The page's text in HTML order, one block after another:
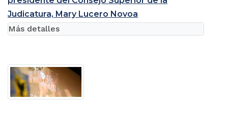
Judicatura, Mary Lucero Novoa
Más detalles